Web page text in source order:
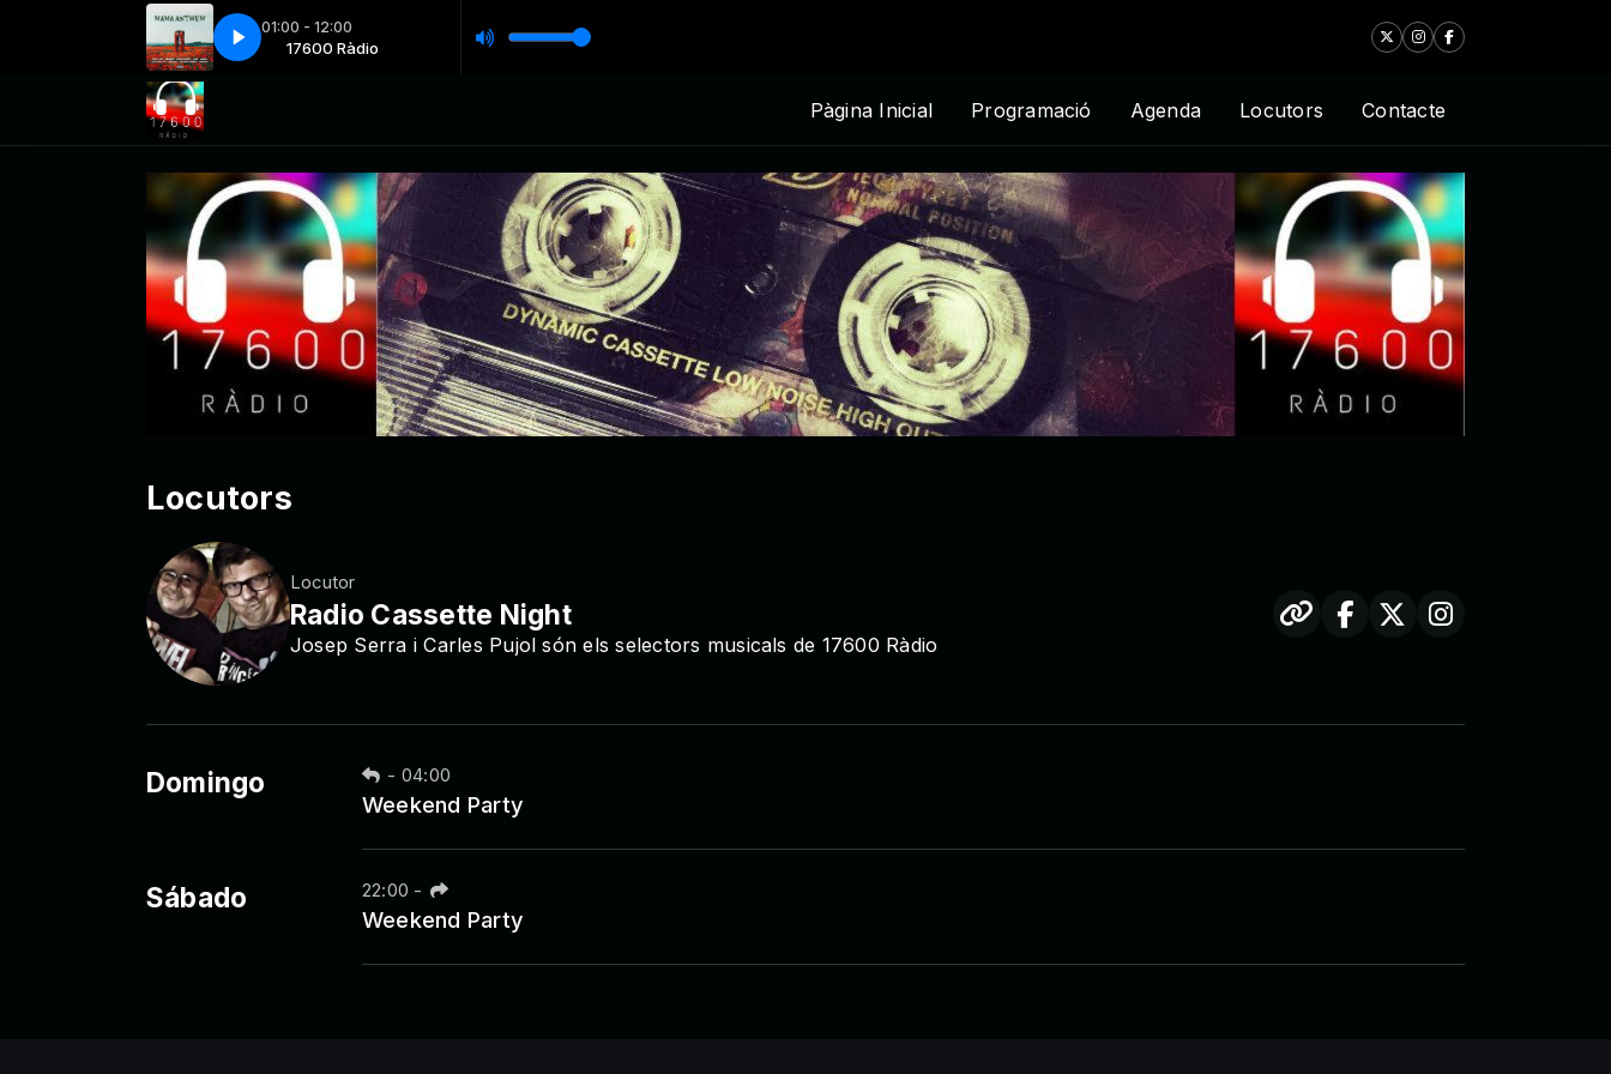
01:00 - 12:00
17600 Ràdio 17600 Ràdio
17600R MIX 001 17600R MIX 001
Pàgina Inicial Programació Agenda Locutors Contacte
Locutors
Locutor
Radio Cassette Night
Josep Serra i Carles Pujol són els selectors musicals de 17600 Ràdio
Domingo - 04:00
Weekend Party
Sábado 22:00 -
Weekend Party